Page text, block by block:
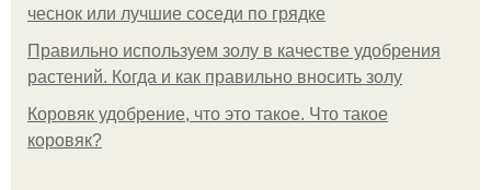
чеснок или лучшие соседи по грядке
Правильно используем золу в качестве удобрения
растений. Когда и как правильно вносить золу
Коровяк удобрение, что это такое. Что такое
коровяк?